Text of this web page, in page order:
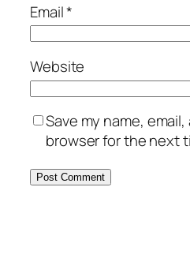
Email*
Website
Save my name,
browser for the next